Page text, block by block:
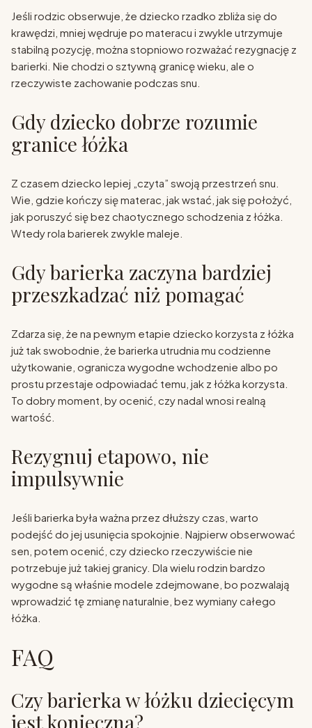
Jeśli rodzic obserwuje, że dziecko rzadko zbliża się do
krawędzi, mniej wędruje po materacu i zwykle utrzymuje
stabilną pozycję, można stopniowo rozważać rezygnację z
barierki. Nie chodzi o sztywną granicę wieku, ale o
rzeczywiste zachowanie podczas snu.
Gdy dziecko dobrze rozumie
granice łóżka
Z czasem dziecko lepiej „czyta” swoją przestrzeń snu.
Wie, gdzie kończy się materac, jak wstać, jak się położyć,
jak poruszyć się bez chaotycznego schodzenia z łóżka.
Wtedy rola barierek zwykle maleje.
Gdy barierka zaczyna bardziej
przeszkadzać niż pomagać
Zdarza się, że na pewnym etapie dziecko korzysta z łóżka
już tak swobodnie, że barierka utrudnia mu codzienne
użytkowanie, ogranicza wygodne wchodzenie albo po
prostu przestaje odpowiadać temu, jak z łóżka korzysta.
To dobry moment, by ocenić, czy nadal wnosi realną
wartość.
Rezygnuj etapowo, nie
impulsywnie
Jeśli barierka była ważna przez dłuższy czas, warto
podejść do jej usunięcia spokojnie. Najpierw obserwować
sen, potem ocenić, czy dziecko rzeczywiście nie
potrzebuje już takiej granicy. Dla wielu rodzin bardzo
wygodne są właśnie modele zdejmowane, bo pozwalają
wprowadzić tę zmianę naturalnie, bez wymiany całego
łóżka.
FAQ
Czy barierka w łóżku dziecięcym
jest konieczna?